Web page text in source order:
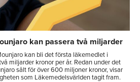
kan passera två miljarder
kan bli det första läkemedlet i
miljarder kronor per år. Redan under det
sålt för över 600 miljoner kronor, visar
som Läkemedelsvärlden tagit fram.